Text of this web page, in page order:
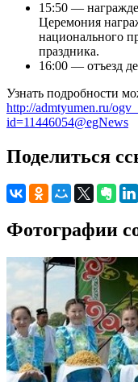
15:50 —
Церемония
национального
праздника.
16:00 — отъезд
Узнать подробности
http://admtyumen.ru/
id=11446054@egNews
Поделиться
Фотографии